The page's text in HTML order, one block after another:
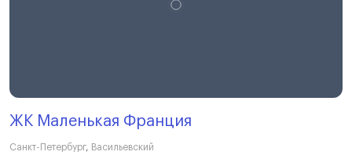
ЖК Маленькая Франция
Санкт-Петербург, Васильевский